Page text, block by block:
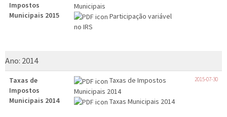
Impostos
Municipais 2015
Municipais
Participação variável
no IRS
Ano: 2014
Taxas de
Impostos
Municipais 2014
Taxas de Impostos
Municipais 2014
Taxas Municipais 2014
2015-07-30